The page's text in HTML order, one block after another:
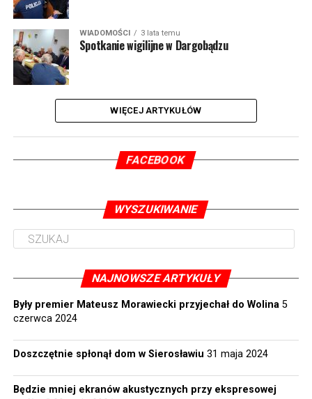
WIADOMOŚCI 3 lata temu
Spotkanie wigilijne w Dargobądzu
WIĘCEJ ARTYKUŁÓW
FACEBOOK
WYSZUKIWANIE
NAJNOWSZE ARTYKUŁY
Były premier Mateusz Morawiecki przyjechał do Wolina 5
czerwca 2024
Doszczętnie spłonął dom w Sierosławiu 31 maja 2024
Będzie mniej ekranów akustycznych przy ekspresowej